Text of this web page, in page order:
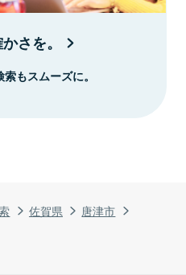
佐賀県
唐津市
さを。
もスムーズに。